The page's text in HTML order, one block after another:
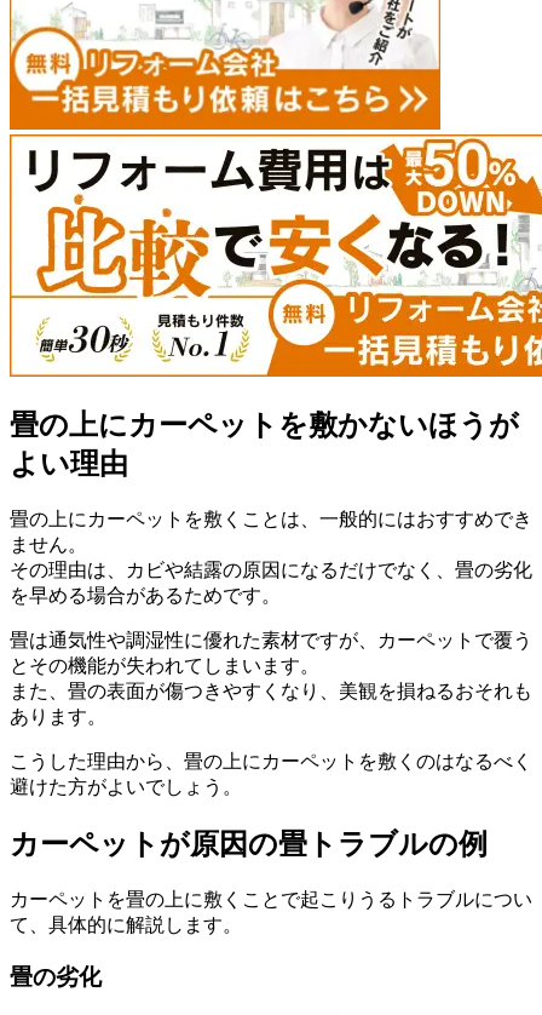
畳の上にカーペットを敷かないほうが
よい理由
畳の上にカーペットを敷くことは、一般的にはおすすめでき
ません。
その理由は、カビや結露の原因になるだけでなく、畳の劣化
を早める場合があるためです。
畳は通気性や調湿性に優れた素材ですが、カーペットで覆う
とその機能が失われてしまいます。
また、畳の表面が傷つきやすくなり、美観を損ねるおそれも
あります。
こうした理由から、畳の上にカーペットを敷くのはなるべく
避けた方がよいでしょう。
カーペットが原因の畳トラブルの例
カーペットを畳の上に敷くことで起こりうるトラブルについ
て、具体的に解説します。
畳の劣化